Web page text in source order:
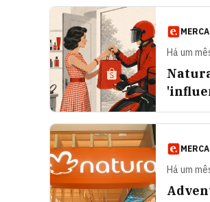
Há um
Há um